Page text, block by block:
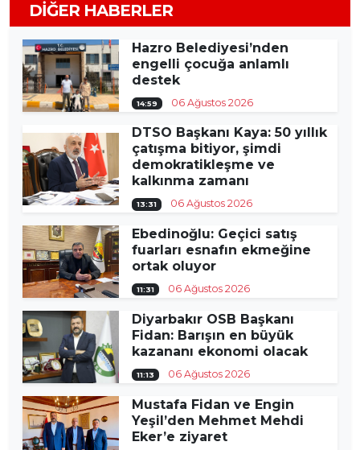
DIĞER HABERLER
Hazro Belediyesi’nden
engelli çocuğa anlamlı
destek
14:59 06 Ağustos 2026
DTSO Başkanı Kaya: 50 yıllık
çatışma bitiyor, şimdi
demokratikleşme ve
kalkınma zamanı
13:31 06 Ağustos 2026
Ebedinoğlu: Geçici satış
fuarları esnafın ekmeğine
ortak oluyor
11:31 06 Ağustos 2026
Diyarbakır OSB Başkanı
Fidan: Barışın en büyük
kazananı ekonomi olacak
11:13 06 Ağustos 2026
Mustafa Fidan ve Engin
Yeşil’den Mehmet Mehdi
Eker’e ziyaret